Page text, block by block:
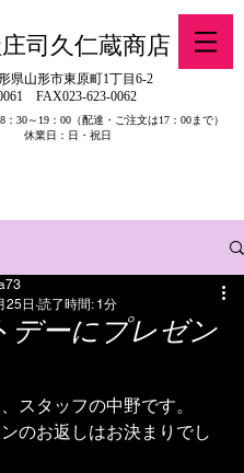
司久仁蔵商店
県山形市東原町1丁目6-2
FAX023-623-0062
：30～19：00（配達・ご注文は17：00まで）
休業日：日・祝日
デーにプレゼン
25日 読了時間: 1分
スタッフの中野です。
のお返しはお決まりでし